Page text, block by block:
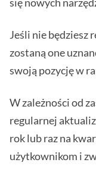
Jeśli nie będziesz
zostaną one
swoją pozycję w
W zależności od
regularnej
rok lub raz na
użytkownikom i